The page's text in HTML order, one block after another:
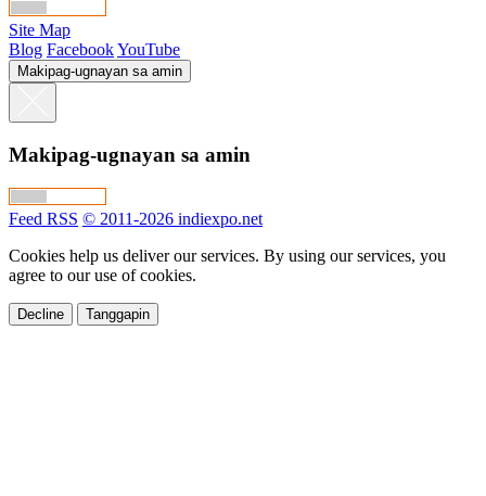
Site Map
Blog FacebookYouTube
Makipag-ugnayan sa amin
Makipag-ugnayan sa amin
Feed RSS © 2011-2026 indiexpo.net
Cookies help us deliver our services. By using our services, you
agree to our use of cookies.
Decline Tanggapin